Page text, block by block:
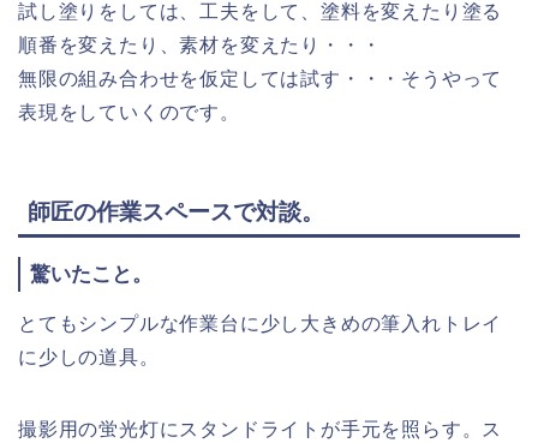
試し塗りをしては、工夫をして、塗料を変えたり塗る
順番を変えたり、素材を変えたり・・・
無限の組み合わせを仮定しては試す・・・そうやって
表現をしていくのです。
師匠の作業スペースで対談。
驚いたこと。
とてもシンプルな作業台に少し大きめの筆入れトレイ
に少しの道具。
撮影用の蛍光灯にスタンドライトが手元を照らす。ス